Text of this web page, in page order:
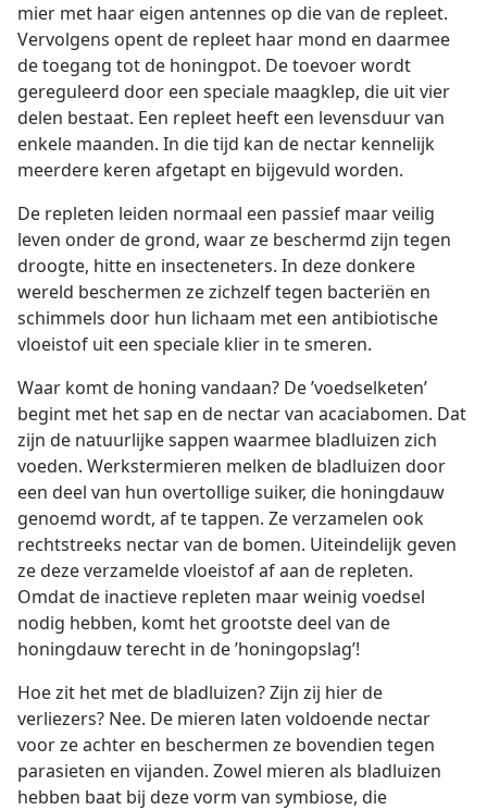
mier met haar eigen antennes op die van de repleet.
Vervolgens opent de repleet haar mond en daarmee
de toegang tot de honingpot. De toevoer wordt
gereguleerd door een speciale maagklep, die uit vier
delen bestaat. Een repleet heeft een levensduur van
enkele maanden. In die tijd kan de nectar kennelijk
meerdere keren afgetapt en bijgevuld worden.
De repleten leiden normaal een passief maar veilig
leven onder de grond, waar ze beschermd zijn tegen
droogte, hitte en insecteneters. In deze donkere
wereld beschermen ze zichzelf tegen bacteriën en
schimmels door hun lichaam met een antibiotische
vloeistof uit een speciale klier in te smeren.
Waar komt de honing vandaan? De ’voedselketen’
begint met het sap en de nectar van acaciabomen. Dat
zijn de natuurlijke sappen waarmee bladluizen zich
voeden. Werkstermieren melken de bladluizen door
een deel van hun overtollige suiker, die honingdauw
genoemd wordt, af te tappen. Ze verzamelen ook
rechtstreeks nectar van de bomen. Uiteindelijk geven
ze deze verzamelde vloeistof af aan de repleten.
Omdat de inactieve repleten maar weinig voedsel
nodig hebben, komt het grootste deel van de
honingdauw terecht in de ’honingopslag’!
Hoe zit het met de bladluizen? Zijn zij hier de
verliezers? Nee. De mieren laten voldoende nectar
voor ze achter en beschermen ze bovendien tegen
parasieten en vijanden. Zowel mieren als bladluizen
hebben baat bij deze vorm van symbiose, die